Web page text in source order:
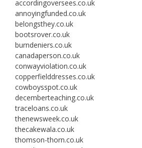
accordingoversees.co.uk
annoyingfunded.co.uk
belongsthey.co.uk
bootsrover.co.uk
burndeniers.co.uk
canadaperson.co.uk
conwayviolation.co.uk
copperfielddresses.co.uk
cowboysspot.co.uk
decemberteaching.co.uk
traceloans.co.uk
thenewsweek.co.uk
thecakewala.co.uk
thomson-thorn.co.uk